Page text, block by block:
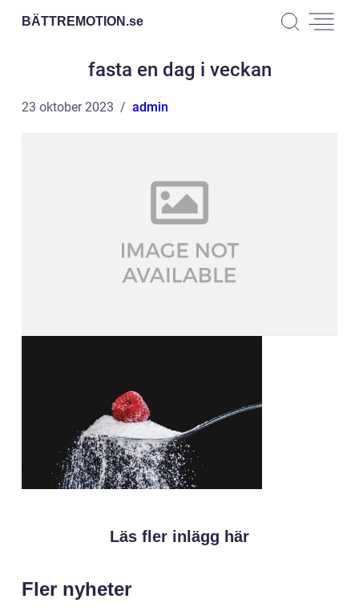
BÄTTREMOTION.se
fasta en dag i veckan
23 oktober 2023 admin
Läs fler inlägg här
Fler nyheter